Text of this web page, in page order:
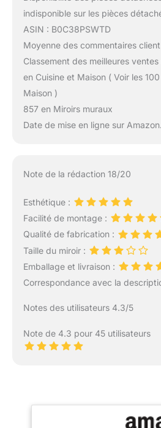
indisponible sur les pièces
ASIN : B0C38PSWTD
Moyenne des commentaires
Classement des meilleures ventes
en Cuisine et Maison ( Voir les
Maison )
857 en Miroirs muraux
Date de mise en ligne sur
Note de la rédaction 18/20
Esthétique :
Facilité de montage :
Qualité de fabrication :
Taille du miroir :
Emballage et livraison :
Correspondance avec la
Notes des utilisateurs 4.3/5
Note de 4.3 pour 45 utilisateurs